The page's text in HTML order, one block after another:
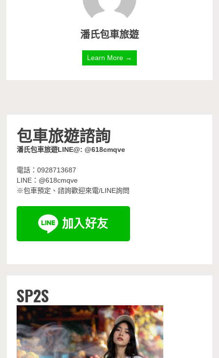
潘氏包車旅遊
Learn More →
包車旅遊諮詢
潘氏包車旅遊LINE@: @618cmqve
電話：0928713687
LINE：@618cmqve
※包車預定、諮詢歡迎來電/LINE詢問
SP2S